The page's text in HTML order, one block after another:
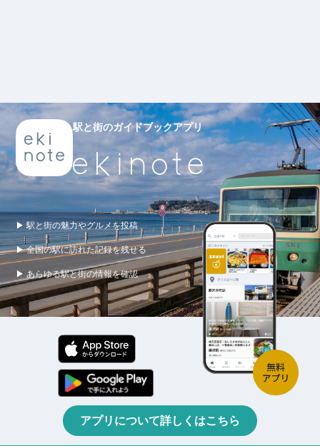
駅と街のガイドブックアプリ
▶ 駅と街の魅力やグルメを投稿
▶ 全国の駅に訪れた記録を残せる
▶ あらゆる駅と街の情報を確認
アプリについて詳しくはこちら